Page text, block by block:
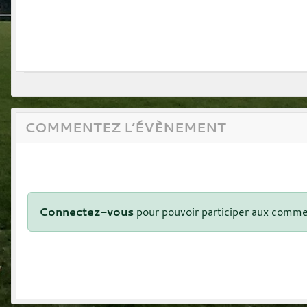
COMMENTEZ L’ÉVÈNEMENT
Connectez-vous pour pouvoir participer aux